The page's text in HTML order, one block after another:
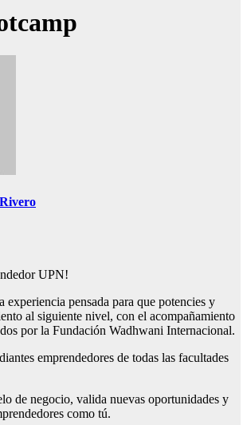
UPN!
experiencia pensada para que potencies y
al siguiente nivel, con el acompañamiento
por la Fundación Wadhwani Internacional.
emprendedores de todas las facultades
de negocio, valida nuevas oportunidades y
como tú.